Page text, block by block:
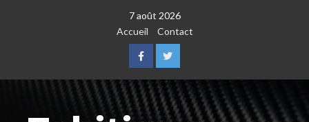
7 août 2026
Accueil
Contact
FacebookTwitter